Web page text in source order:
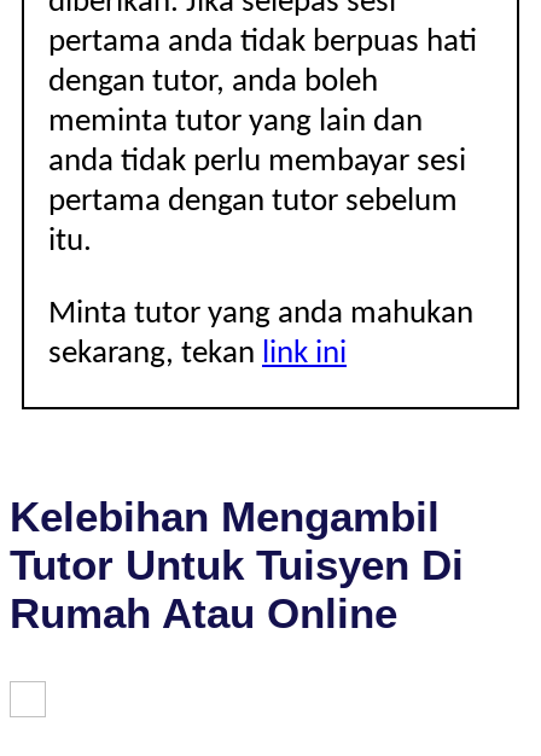
pertama anda tidak berpuas hati
dengan tutor, anda boleh
meminta tutor yang lain dan
anda tidak perlu membayar sesi
pertama dengan tutor sebelum
itu.
Minta tutor yang anda mahukan
sekarang, tekan link ini
Kelebihan Mengambil
Tutor Untuk Tuisyen Di
Rumah Atau Online